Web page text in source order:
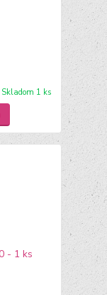
Skladom 1 ks